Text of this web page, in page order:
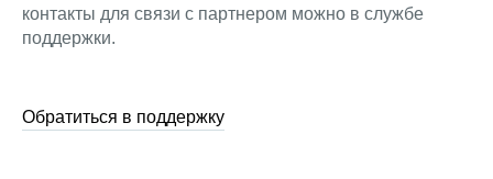
контакты для связи с партнером можно в службе
поддержки.
Обратиться в поддержку